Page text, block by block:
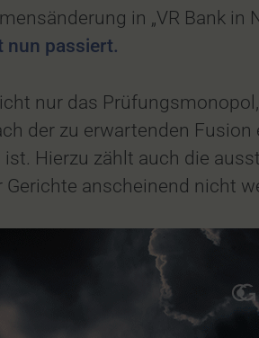
in „VR Bank
nun passiert.
nur das
der zu erwartenden
Hierzu zählt auch die
anscheinend nicht